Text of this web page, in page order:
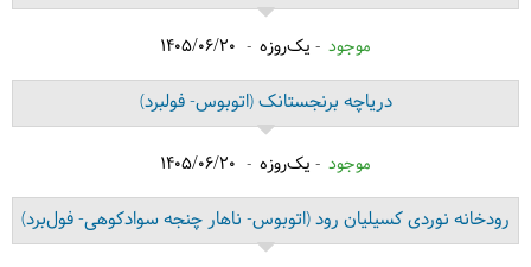
موجود یک‌روزه 1405/06/20
دریاچه برنجستانک(اتوبوس- فولبرد)
موجود یک‌روزه 1405/06/20
رودخانه نوردی کسیلیان رود(اتوبوس- ناهار چنجه سوادکوهی- فول‌برد)